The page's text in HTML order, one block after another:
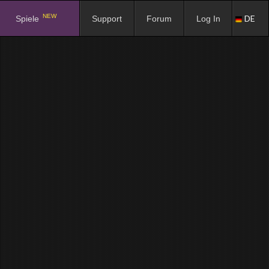
Spiele NEW Support Forum Log In DE